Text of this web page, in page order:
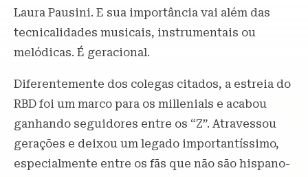
Laura Pausini. E sua importância vai além das
tecnicalidades musicais, instrumentais ou
melódicas. É geracional.
Diferentemente dos colegas citados, a estreia do
RBD foi um marco para os millenials e acabou
ganhando seguidores entre os “Z”. Atravessou
gerações e deixou um legado importantíssimo,
especialmente entre os fãs que não são hispano-